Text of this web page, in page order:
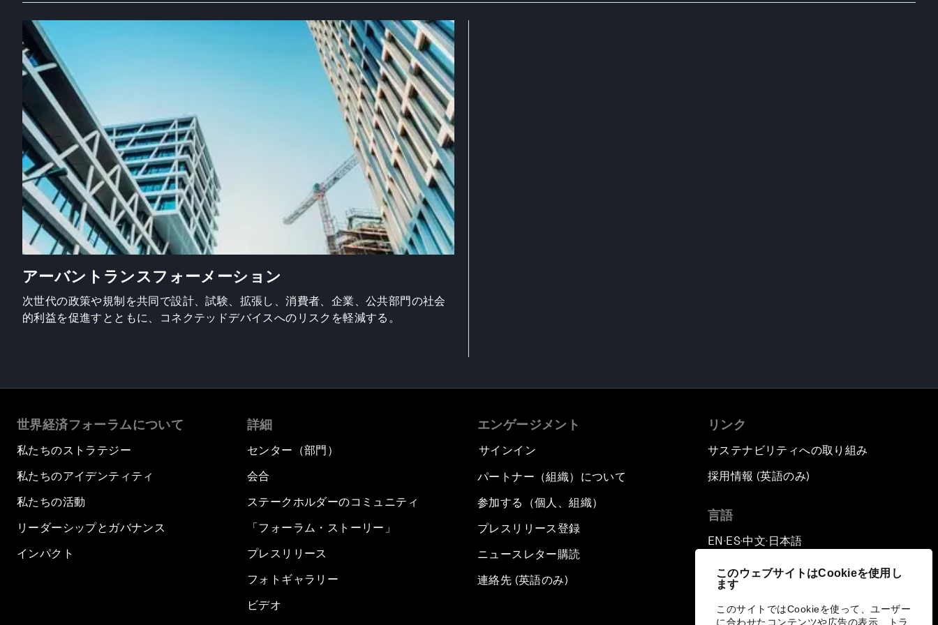
このウェブサイトはCookieを使用し
ます
このサイトではCookieを使って、ユーザー
に合わせたコンテンツや広告の表示、トラ
アーバントランスフォーメーション
次世代の政策や規制を共同で設計、試験、拡張し、消費者、企業、公共部門の社会
的利益を促進すとともに、コネクテッドデバイスへのリスクを軽減する。
世界経済フォーラムについて
私たちのストラテジー
私たちのアイデンティティ
私たちの活動
リーダーシップとガバナンス
インパクト
詳細
センター（部門）
会合
ステークホルダーのコミュニティ
「フォーラム・ストーリー」
プレスリリース
フォトギャラリー
ビデオ
エンゲージメント
サインイン
パートナー（組織）について
参加する（個人、組織）
プレスリリース登録
ニュースレター購読
連絡先 (英語のみ)
リンク
サステナビリティへの取り組み
採用情報 (英語のみ)
言語
EN ▪ES▪中文▪ 日本語